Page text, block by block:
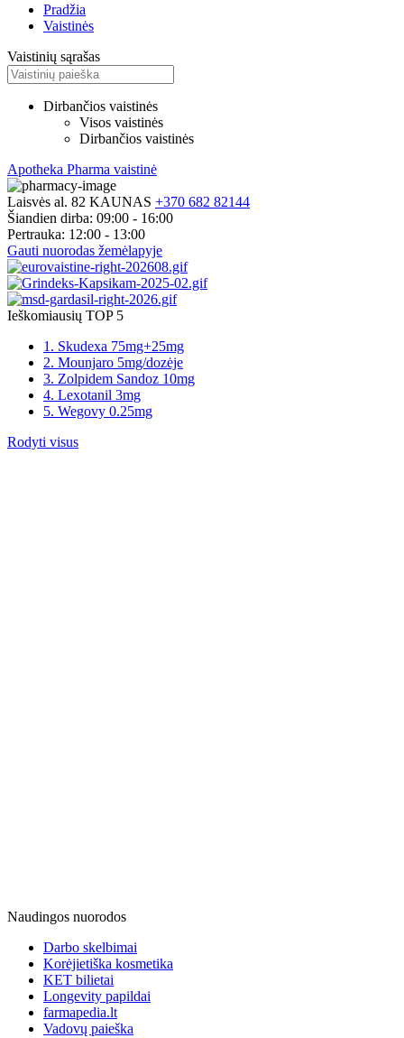
Pradžia
Vaistinės
Vaistinių sąrašas
Dirbančios vaistinės
Visos vaistinės
Dirbančios vaistinės
Apotheka Pharma vaistinė
Laisvės al. 82 KAUNAS +370 682 82144
Šiandien dirba: 09:00 - 16:00
Pertrauka: 12:00 - 13:00
Gauti nuorodas žemėlapyje
Ieškomiausių TOP 5
1. Skudexa 75mg+25mg
2. Mounjaro 5mg/dozėje
3. Zolpidem Sandoz 10mg
4. Lexotanil 3mg
5. Wegovy 0.25mg
Rodyti visus
Naudingos nuorodos
Darbo skelbimai
Korėjietiška kosmetika
KET bilietai
Longevity papildai
farmapedia.lt
Vadovų paieška